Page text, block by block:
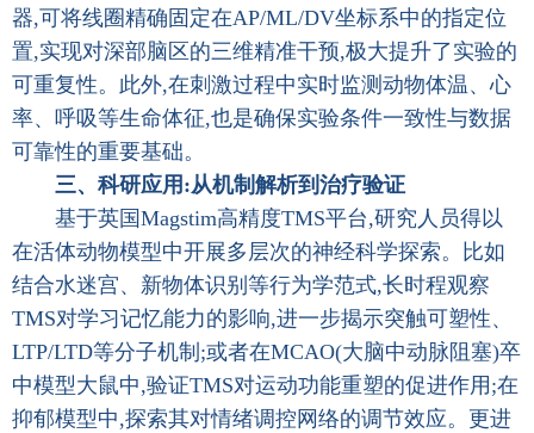
器,可将线圈精确固定在AP/ML/DV坐标系中的指定位
置,实现对深部脑区的三维精准干预,极大提升了实验的
可重复性。此外,在刺激过程中实时监测动物体温、心
率、呼吸等生命体征,也是确保实验条件一致性与数据
可靠性的重要基础。
三、科研应用:从机制解析到治疗验证
基于英国Magstim高精度TMS平台,研究人员得以
在活体动物模型中开展多层次的神经科学探索。比如
结合水迷宫、新物体识别等行为学范式,长时程观察
TMS对学习记忆能力的影响,进一步揭示突触可塑性、
LTP/LTD等分子机制;或者在MCAO(大脑中动脉阻塞)卒
中模型大鼠中,验证TMS对运动功能重塑的促进作用;在
抑郁模型中,探索其对情绪调控网络的调节效应。更进